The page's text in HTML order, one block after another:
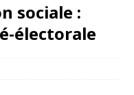
sociale :
électorale